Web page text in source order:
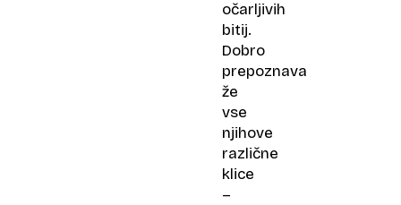
očarljivih
bitij.
Dobro
prepoznava
že
vse
njihove
različne
klice
–